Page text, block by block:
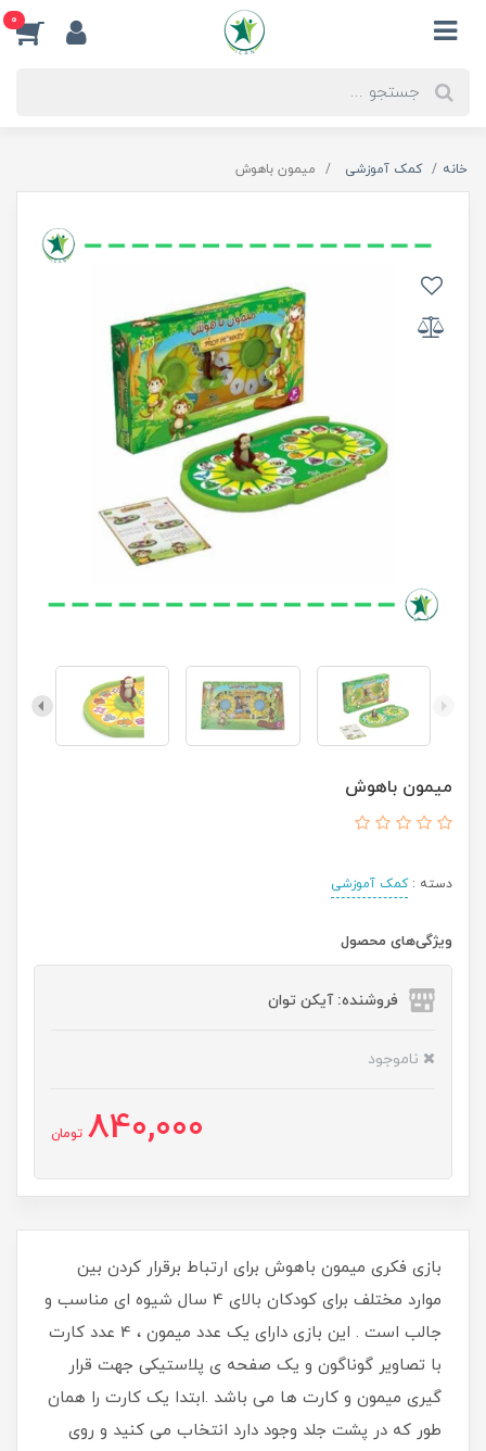
0
خانه کمک آموزشی میمون باهوش
میمون باهوش
دسته :کمک آموزشی
ویژگی‌های محصول
فروشنده: آیکن توان
ناموجود
840,000 تومان
​​​​بازی فکری میمون باهوش برای ارتباط برقرار کردن بین
موارد مختلف برای کودکان بالای 4 سال شیوه ای مناسب و
جالب است . این بازی دارای یک عدد میمون ، 4 عدد کارت
با تصاویر گوناگون و یک صفحه ی پلاستیکی جهت قرار
گیری میمون و کارت ها می باشد .ابتدا یک کارت را همان
طور که در پشت جلد وجود دارد انتخاب می کنید و روی